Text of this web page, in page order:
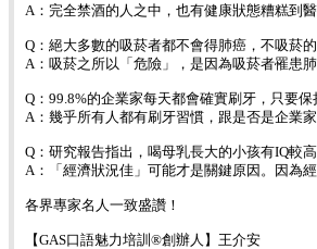
A：完全禁酒的人之中，也有健康狀態糟糕到
Q：絕大多數的吸菸者都不會得肺癌，不吸菸
A：吸菸之所以「危險」，是因為吸菸者罹患
Q：99.8%的企業家每天都會確實刷牙，只要
A：幾乎所有人都有刷牙習慣，跟是否是企業家
Q：研究報告指出，喝母乳長大的小孩有IQ較
A：「經濟狀況佳」可能才是關鍵原因。因為
各界專家名人一致盛讚！
【GAS口語魅力培訓®創辦人】王介安